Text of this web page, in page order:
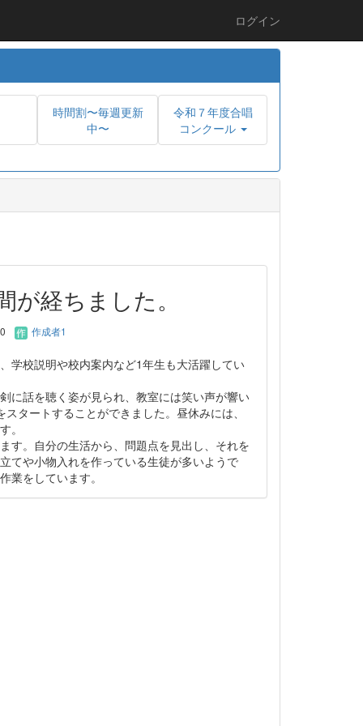
ログイン
時間割〜毎週更新
中〜
令和７年度合唱
コンクール
経ちました。
作成者1
学校説明や校内案内など1年生も大活躍してい
に話を聴く姿が見られ、教室には笑い声が響い
タートすることができました。昼休みには、
。
す。自分の生活から、問題点を見出し、それを
てや小物入れを作っている生徒が多いようで
業をしています。